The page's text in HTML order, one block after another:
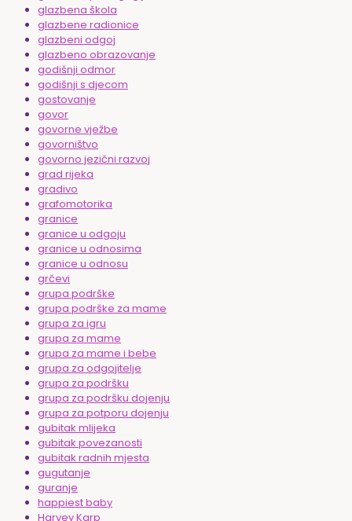
glazbena škola
glazbene radionice
glazbeni odgoj
glazbeno obrazovanje
godišnji odmor
godišnji s djecom
gostovanje
govor
govorne vježbe
govorništvo
govorno jezični razvoj
grad rijeka
gradivo
grafomotorika
granice
granice u odgoju
granice u odnosima
granice u odnosu
grčevi
grupa podrške
grupa podrške za mame
grupa za igru
grupa za mame
grupa za mame i bebe
grupa za odgojitelje
grupa za podršku
grupa za podršku dojenju
grupa za potporu dojenju
gubitak mlijeka
gubitak povezanosti
gubitak radnih mjesta
gugutanje
guranje
happiest baby
Harvey Karp